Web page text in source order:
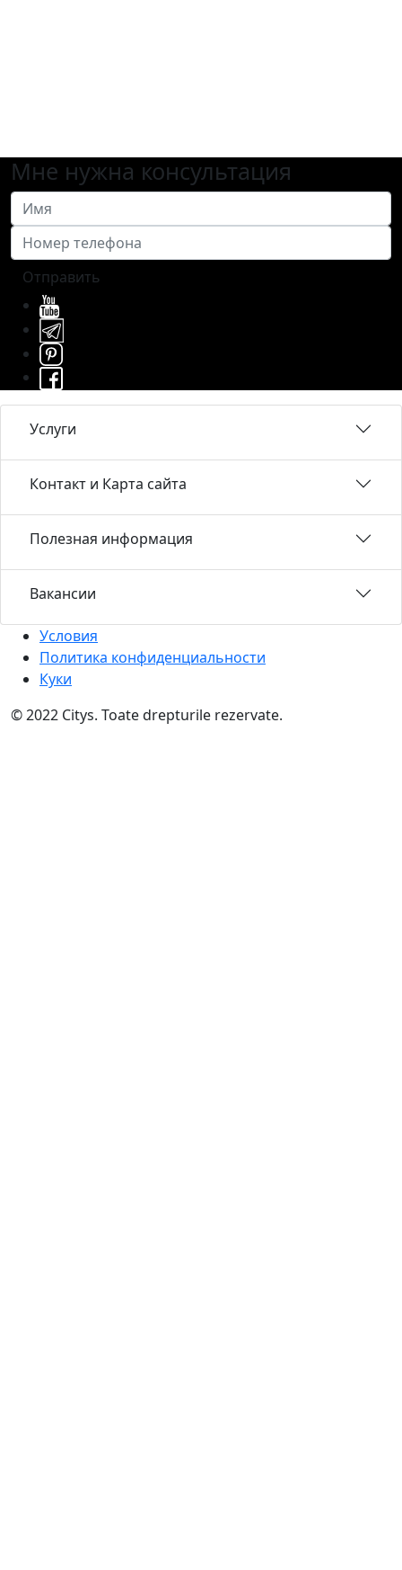
Мне нужна консультация
Отправить
Услуги
Контакт и Карта сайта
Полезная информация
Вакансии
Условия
Политика конфиденциальности
Куки
© 2022 Citys. Toate drepturile rezervate.